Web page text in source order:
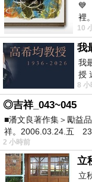
💙
裡
抽
10
我
授
老
8 小
◎吉祥_043~045
■潘文良著作集＞勵益
祥。2006.03.24.五
2 小時前
立
立